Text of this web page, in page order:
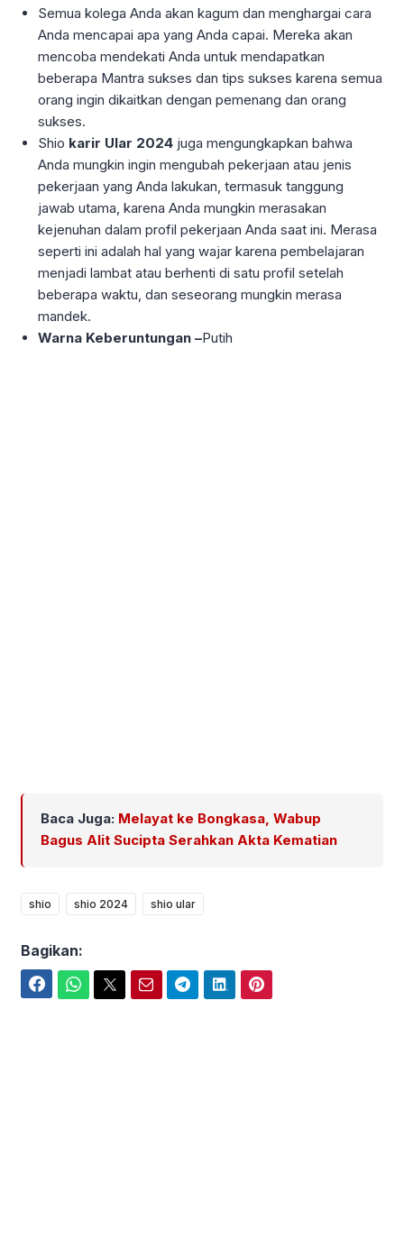
Semua kolega Anda akan kagum dan menghargai cara
Anda mencapai apa yang Anda capai. Mereka akan
mencoba mendekati Anda untuk mendapatkan
beberapa Mantra sukses dan tips sukses karena semua
orang ingin dikaitkan dengan pemenang dan orang
sukses.
Shio karir Ular 2024 juga mengungkapkan bahwa
Anda mungkin ingin mengubah pekerjaan atau jenis
pekerjaan yang Anda lakukan, termasuk tanggung
jawab utama, karena Anda mungkin merasakan
kejenuhan dalam profil pekerjaan Anda saat ini. Merasa
seperti ini adalah hal yang wajar karena pembelajaran
menjadi lambat atau berhenti di satu profil setelah
beberapa waktu, dan seseorang mungkin merasa
mandek.
Warna Keberuntungan –Putih
Baca Juga: Melayat ke Bongkasa, Wabup
Bagus Alit Sucipta Serahkan Akta Kematian
shio shio 2024 shio ular
Bagikan: